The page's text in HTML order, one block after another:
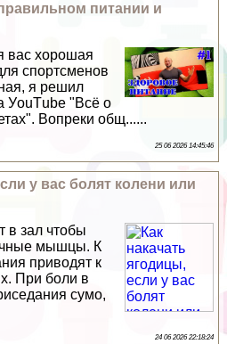
питании и
вас хорошая
спортсменов
я решил
УouТube "Всё о
Вопреки общ......
25 06 2026 14:45:46
у вас болят колени или
в зал чтобы
мышцы. К
приводят к
При боли в
сумо,
24 06 2026 22:18:24